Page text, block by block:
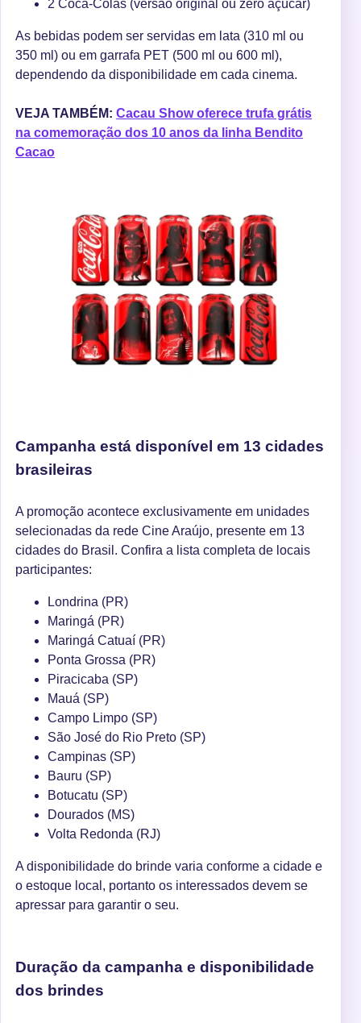
2 Coca-Colas (versão original ou zero açúcar)
As bebidas podem ser servidas em lata (310 ml ou
350 ml) ou em garrafa PET (500 ml ou 600 ml),
dependendo da disponibilidade em cada cinema.
VEJA TAMBÉM: Cacau Show oferece trufa grátis
na comemoração dos 10 anos da linha Bendito
Cacao
Campanha está disponível em 13 cidades
brasileiras
A promoção acontece exclusivamente em unidades
selecionadas da rede Cine Araújo, presente em 13
cidades do Brasil. Confira a lista completa de locais
participantes:
Londrina (PR)
Maringá (PR)
Maringá Catuaí (PR)
Ponta Grossa (PR)
Piracicaba (SP)
Mauá (SP)
Campo Limpo (SP)
São José do Rio Preto (SP)
Campinas (SP)
Bauru (SP)
Botucatu (SP)
Dourados (MS)
Volta Redonda (RJ)
A disponibilidade do brinde varia conforme a cidade e
o estoque local, portanto os interessados devem se
apressar para garantir o seu.
Duração da campanha e disponibilidade
dos brindes